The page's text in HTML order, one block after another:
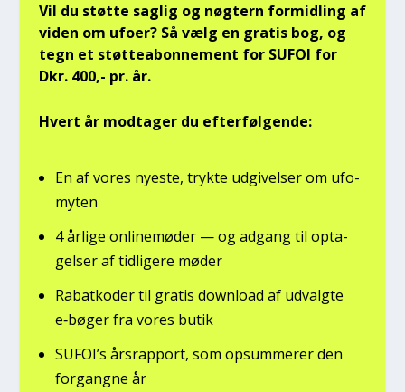
Vil du støt­te sag­lig og nøg­tern for­mid­ling af
viden om ufo­er? Så vælg en gra­tis bog, og
tegn et støt­tea­bon­ne­ment for SUFOI for
Dkr. 400,- pr. år.
Hvert år mod­ta­ger du efter­føl­gen­de:
En af vores nye­ste, tryk­te udgi­vel­ser om ufo­
myten
4 årli­ge onli­ne­mø­der — og adgang til opta­
gel­ser af tid­li­ge­re møder
Rabat­ko­der til gra­tis down­lo­ad af udvalg­te
e‑bøger fra vores butik
SUFOI’s års­rap­port, som opsum­me­rer den
for­gang­ne år